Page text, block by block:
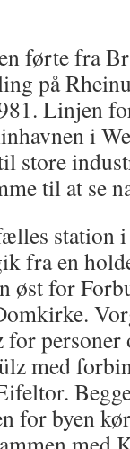
førte fra
på
Linjen
i
store
til at se
station
fra en
øst for
for
med
for byen